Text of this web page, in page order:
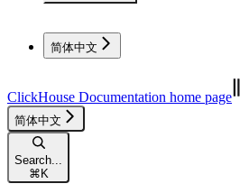
简体中文
ClickHouse Documentation home page
简体中文
Search...
⌘ K